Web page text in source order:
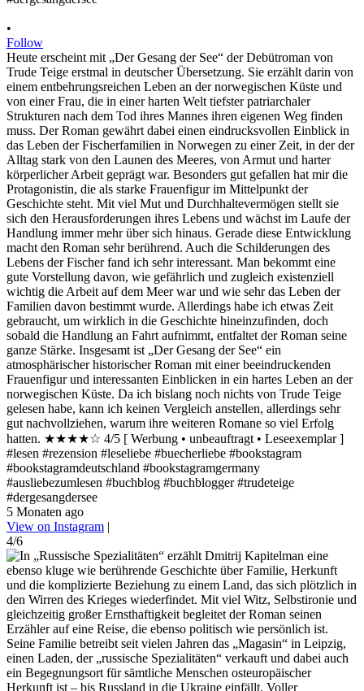
•
Follow
Heute erscheint mit „Der Gesang der See“ der Debütroman von
Trude Teige erstmal in deutscher Übersetzung. Sie erzählt darin von
einem entbehrungsreichen Leben an der norwegischen Küste und
von einer Frau, die in einer harten Welt tiefster patriarchaler
Strukturen nach dem Tod ihres Mannes ihren eigenen Weg finden
muss. Der Roman gewährt dabei einen eindrucksvollen Einblick in
das Leben der Fischerfamilien in Norwegen zu einer Zeit, in der der
Alltag stark von den Launen des Meeres, von Armut und harter
körperlicher Arbeit geprägt war. Besonders gut gefallen hat mir die
Protagonistin, die als starke Frauenfigur im Mittelpunkt der
Geschichte steht. Mit viel Mut und Durchhaltevermögen stellt sie
sich den Herausforderungen ihres Lebens und wächst im Laufe der
Handlung immer mehr über sich hinaus. Gerade diese Entwicklung
macht den Roman sehr berührend. Auch die Schilderungen des
Lebens der Fischer fand ich sehr interessant. Man bekommt eine
gute Vorstellung davon, wie gefährlich und zugleich existenziell
wichtig die Arbeit auf dem Meer war und wie sehr das Leben der
Familien davon bestimmt wurde. Allerdings habe ich etwas Zeit
gebraucht, um wirklich in die Geschichte hineinzufinden, doch
sobald die Handlung an Fahrt aufnimmt, entfaltet der Roman seine
ganze Stärke. Insgesamt ist „Der Gesang der See“ ein
atmosphärischer historischer Roman mit einer beeindruckenden
Frauenfigur und interessanten Einblicken in ein hartes Leben an der
norwegischen Küste. Da ich bislang noch nichts von Trude Teige
gelesen habe, kann ich keinen Vergleich anstellen, allerdings sehr
gut nachvollziehen, warum ihre weiteren Romane so viel Erfolg
hatten. ★★★★☆ 4/5 [ Werbung • unbeauftragt • Leseexemplar ]
#lesen #rezension #leseliebe #buecherliebe #bookstagram
#bookstagramdeutschland #bookstagramgermany
#ausliebezumlesen #buchblog #buchblogger #trudeteige
#dergesangdersee
5 Monaten ago
View on Instagram |
4/6